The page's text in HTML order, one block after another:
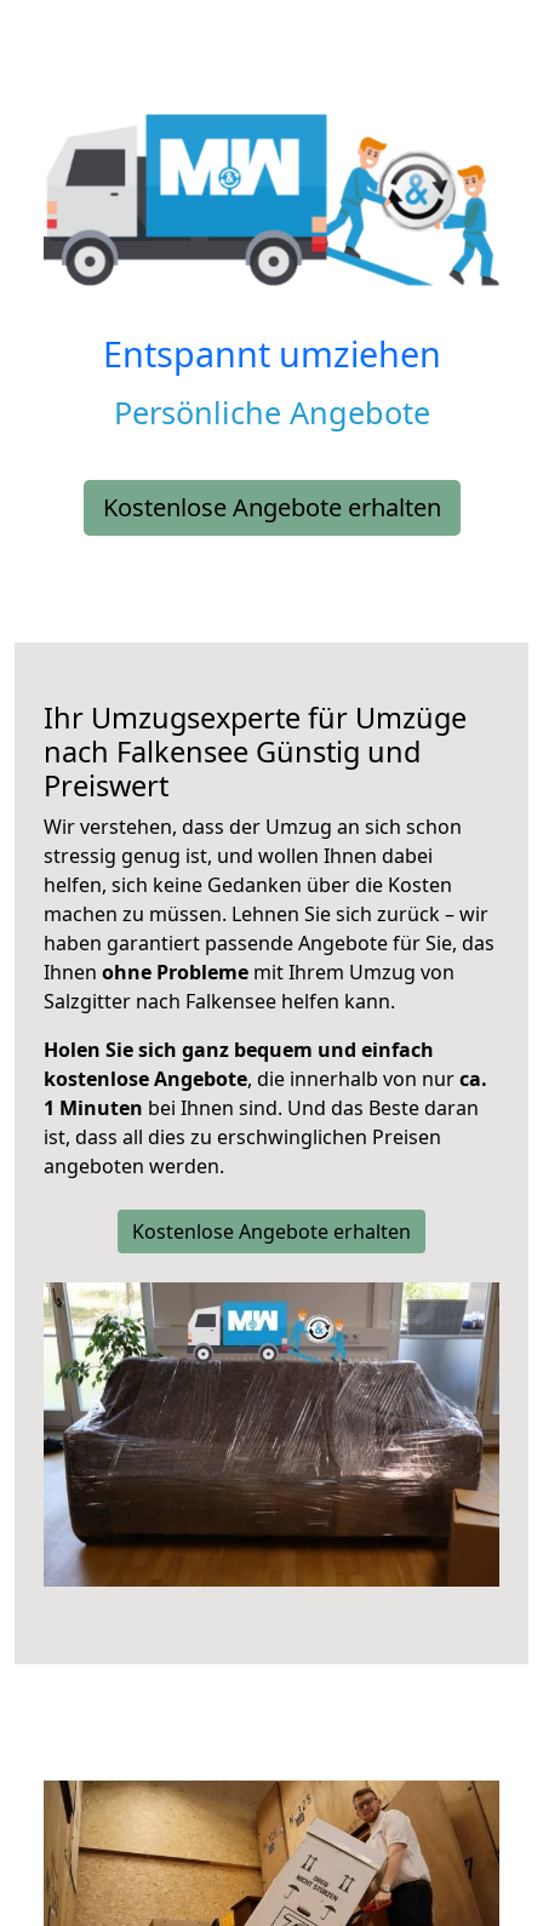
Entspannt umziehen
Persönliche Angebote
Kostenlose Angebote erhalten
Ihr Umzugsexperte für Umzüge
nach Falkensee Günstig und
Preiswert
Wir verstehen, dass der Umzug an sich schon
stressig genug ist, und wollen Ihnen dabei
helfen, sich keine Gedanken über die Kosten
machen zu müssen. Lehnen Sie sich zurück – wir
haben garantiert passende Angebote für Sie, das
Ihnen ohne Probleme mit Ihrem Umzug von
Salzgitter nach Falkensee helfen kann.
Holen Sie sich ganz bequem und einfach
kostenlose Angebote, die innerhalb von nurca.
1 Minuten bei Ihnen sind. Und das Beste daran
ist, dass all dies zu erschwinglichen Preisen
angeboten werden.
Kostenlose Angebote erhalten